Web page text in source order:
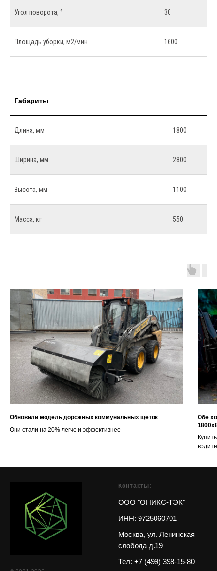
Угол поворота, ° 30
Площадь уборки, м2/мин 1600
Габариты
Длина, мм 1800
Ширина, мм 2800
Высота, мм 1100
Масса, кг 550
Обновили модель дорожных коммунальных щеток
Они стали на 20% легче и эффективнее
Обе
Контакты:
ООО "ОНИКС-ТЭК"
ИНН: 9725060701
Москва, ул. Ленинская
слобода д.19
Тел: +7 (499) 398-15-80